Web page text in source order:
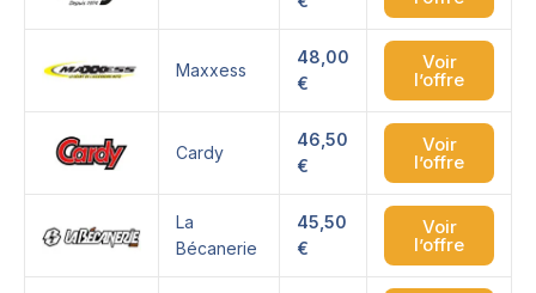
Maxxess
48,00
€
Voir
l’offre
Cardy
46,50
€
Voir
l’offre
La
Bécanerie
45,50
€
Voir
l’offre